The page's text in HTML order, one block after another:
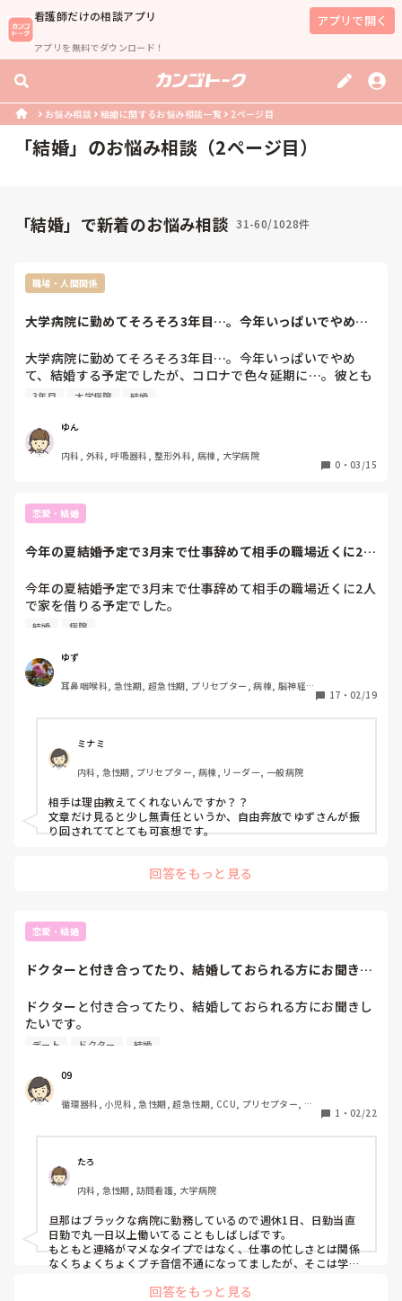
看護師だけの相談アプリ
アプリを無料でダウンロード！
アプリで開く
お悩み相談 結婚に関するお悩み相談一覧 2ページ目
「結婚」のお悩み相談（2ページ目）
「結婚」で新着のお悩み相談 31-60/1028件
職場・人間関係
大学病院に勤めてそろそろ3年目…。今年いっぱいでやめ
大学病院に勤めてそろそろ3年目…。今年いっぱいでやめ
て、結婚する予定でしたが、コロナで色々延期に…。彼とも
話し合い共働きをしますが、今後妊娠ともなれば産休などに
か、パワハラまでいって退職した人がいるくらい理解ないの
で…。
しかし、今後何かとお金がかかるため金銭的余裕が欲しいの
で…どこが稼げるんですかね？？そして、産休などに理解あ
3年目 大学病院 結婚
ゆん
内科, 外科, 呼吸器科, 整形外科, 病棟, 大学病院
0 ・ 03/15
恋愛・結婚
今年の夏結婚予定で3月末で仕事辞めて相手の職場近くに2人
今年の夏結婚予定で3月末で仕事辞めて相手の職場近くに2人
で家を借りる予定でした。
家も内見に行って決めてましたが相手が契約してないと言い
た。
なんの相談無しに家の契約もせずそんなこと言われ…
私も病院の寮に住んでいるためここに住み続けるわけにはい
ほんとなんで今更って感じです。
結婚に至るまでになんどももう少し時間かけた方がいいんじ
ゃないかって話はこちらから出しましたが相手がタイミング
も大切だからと今年に決定した感じです。
もう意味がわかりません。
結婚 病院
ゆず
耳鼻咽喉科, 急性期, 超急性期, プリセプター, 病棟, 脳神経
17 ・ 02/19
ミナミ
内科, 急性期, プリセプター, 病棟, リーダー, 一般病院
相手は理由教えてくれないんですか？？
文章だけ見ると少し無責任というか、自由奔放でゆずさんが振
り回されててとても可哀想です。
回答をもっと見る
恋愛・結婚
ドクターと付き合ってたり、結婚しておられる方にお聞きし
ドクターと付き合ってたり、結婚しておられる方にお聞きし
たいです。
忙しくて連絡もデートもなかなかできないと思いますが、ど
デート ドクター 結婚
09
循環器科, 小児科, 急性期, 超急性期, CCU, プリセプター, 病
1 ・ 02/22
たろ
内科, 急性期, 訪問看護, 大学病院
旦那はブラックな病院に勤務しているので週休1日、日勤当直
日勤で丸一日以上働いてることもしばしばです。
もともと連絡がマメなタイプではなく、仕事の忙しさとは関係
なくちょくちょくプチ音信不通になってましたが、そこは学生
あとは休みが合わないので普通のデートはあんまりできず、夜
回答をもっと見る